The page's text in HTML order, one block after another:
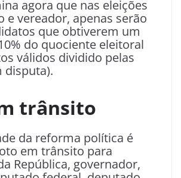
agora que nas eleições
e vereador, apenas serão
que obtiverem um
do quociente eleitoral
válidos dividido pelas
disputa).
trânsito
da reforma política é
em trânsito para
República, governador,